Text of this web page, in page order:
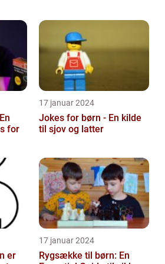
udforske, hvad d...
for
17 januar 2024
Jokes for børn - En kilde
til sjov og latter
er
17 januar 2024
Rygsække til børn: En